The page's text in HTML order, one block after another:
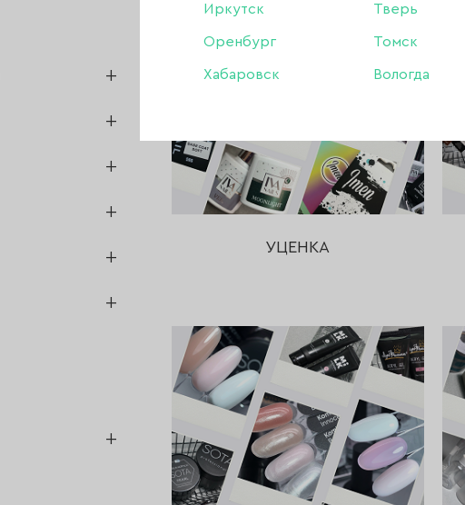
Иркутск Тверь
Оренбург Томск
Хабаровск Вологда
УЦЕНКА